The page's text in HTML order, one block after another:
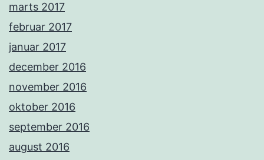
marts 2017
februar 2017
januar 2017
december 2016
november 2016
oktober 2016
september 2016
august 2016